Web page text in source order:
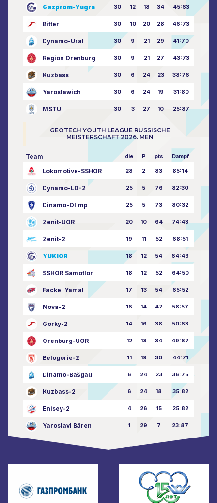
Gazprom-Yugra 30 12 18 34 45:63
Bitter 30 10 20 28 46:73
Dynamo-Ural 30 9 21 29 41:70
Region Orenburg 30 9 21 27 43:73
Kuzbass 30 6 24 23 38:76
Yaroslawich 30 6 24 19 31:80
MSTU 30 3 27 10 25:87
GEOTECH YOUTH LEAGUE RUSSISCHE
MEISTERSCHAFT 2026. MEN
Team die P pts Dampf
Lokomotive-SSHOR 28 2 83 85:14
Dynamo-LO-2 25 5 76 82:30
Dinamo-Olimp 25 5 73 80:32
Zenit-UOR 20 10 64 74:43
Zenit-2 19 11 52 68:51
YUKIOR 18 12 54 64:46
SSHOR Samotlor 18 12 52 64:50
Fackel Yamal 17 13 54 65:52
Nova-2 16 14 47 58:57
Gorky-2 14 16 38 50:63
Orenburg-UOR 12 18 34 49:67
Belogorie-2 11 19 30 44:71
Dinamo-Bašgau 6 24 23 36:75
Kuzbass-2 6 24 18 35:82
Enisey-2 4 26 15 25:82
Yaroslavl Bären 1 29 7 23:87